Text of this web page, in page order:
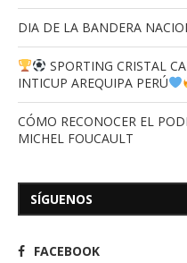
DIA DE LA BANDERA
SPORTING CRISTAL
INTICUP AREQUIPA PERÚ
CÓMO RECONOCER EL
MICHEL FOUCAULT
SÍGUENOS
FACEBOOK